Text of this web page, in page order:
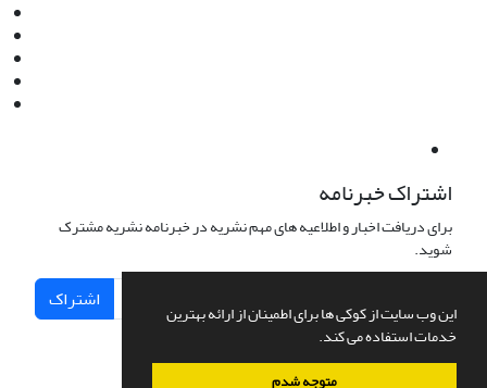
این وب سایت از کوکی ها برای اطمینان از ارائه بهترین
خدمات استفاده می کند.
متوجه شدم
اشتراک خبرنامه
برای دریافت اخبار و اطلاعیه های مهم نشریه در خبرنامه نشریه مشترک
شوید.
اشتراک